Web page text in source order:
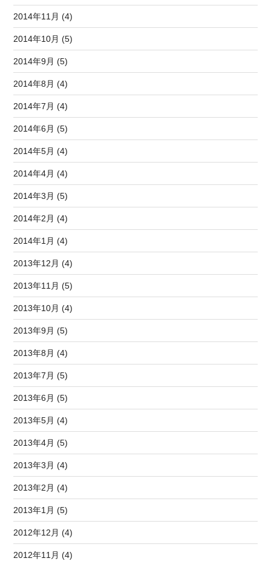
2014年11月 (4)
2014年10月 (5)
2014年9月 (5)
2014年8月 (4)
2014年7月 (4)
2014年6月 (5)
2014年5月 (4)
2014年4月 (4)
2014年3月 (5)
2014年2月 (4)
2014年1月 (4)
2013年12月 (4)
2013年11月 (5)
2013年10月 (4)
2013年9月 (5)
2013年8月 (4)
2013年7月 (5)
2013年6月 (5)
2013年5月 (4)
2013年4月 (5)
2013年3月 (4)
2013年2月 (4)
2013年1月 (5)
2012年12月 (4)
2012年11月 (4)